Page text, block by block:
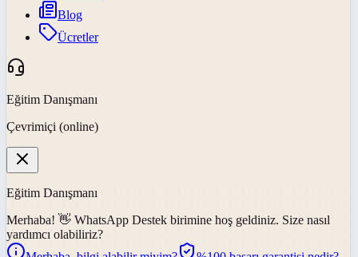
Blog
Ücretler
Eğitim Danışmanı
Çevrimiçi (online)
Eğitim Danışmanı
Merhaba! 👋 WhatsApp Destek birimine hoş geldiniz. Size nasıl
yardımcı olabiliriz?